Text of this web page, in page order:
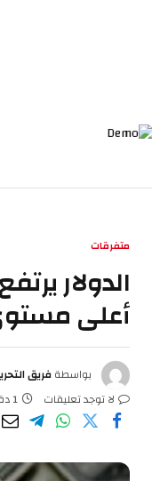
متفرقات
الدولار
أعلى
بواسطةفريق
لا توجد تعليقات
1 دقائق